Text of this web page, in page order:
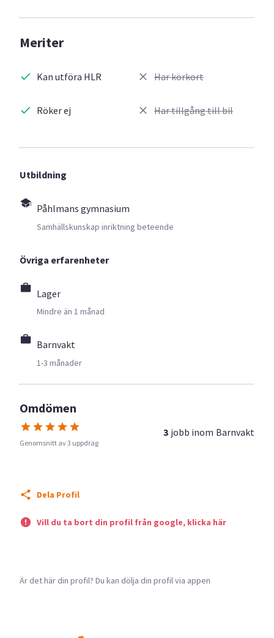
Meriter
Kan utföra HLR
Röker ej
Har körkort
Har tillgång till bil
Utbildning
Påhlmans gymnasium
Samhällskunskap inriktning beteende
Övriga erfarenheter
Lager
Mindre än 1 månad
Barnvakt
1-3 månader
Omdömen
Genomsnitt av 3 uppdrag
3 jobb inom Barnvakt
Dela Profil
Vill du ta bort din profil från google, klicka här
Är det här din profil? Du kan dölja din profil via appen